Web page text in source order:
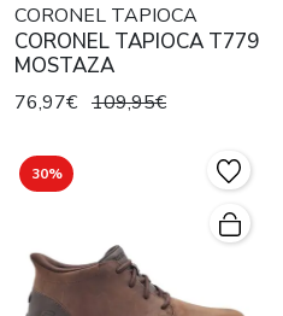
CORONEL TAPIOCA
CORONEL TAPIOCA T779
MOSTAZA
76,97€ 109,95€
30%